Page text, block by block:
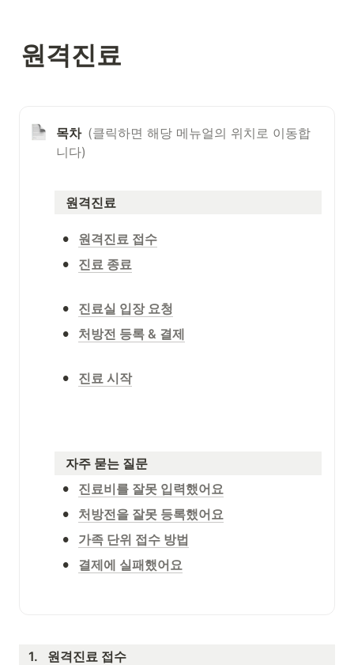
원격진료
목차 (클릭하면 해당 메뉴얼의 위치로 이동합
니다)
   원격진료
• 원격진료 접수
• 진료 종료
• 진료실 입장 요청
• 처방전 등록 & 결제
• 진료 시작
   자주 묻는 질문
• 진료비를 잘못 입력했어요
• 처방전을 잘못 등록했어요
• 가족 단위 접수 방법
• 결제에 실패했어요
1.   원격진료 접수